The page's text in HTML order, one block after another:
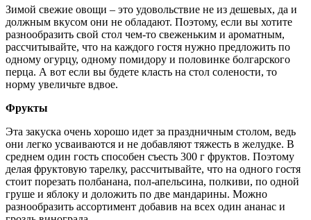
Зимой свежие овощи – это удовольствие не из дешевых, да и
должным вкусом они не обладают. Поэтому, если вы хотите
разнообразить свой стол чем-то свеженьким и ароматным,
рассчитывайте, что на каждого гостя нужно предложить по
одному огурцу, одному помидору и половинке болгарского
перца. А вот если вы будете класть на стол солености, то
норму увеличьте вдвое.
Фрукты
Эта закуска очень хорошо идет за праздничным столом, ведь
они легко усваиваются и не добавляют тяжесть в желудке. В
среднем один гость способен съесть 300 г фруктов. Поэтому
делая фруктовую тарелку, рассчитывайте, что на одного гостя
стоит порезать полбанана, пол-апельсина, полкиви, по одной
груше и яблоку и доложить по две мандарины. Можно
разнообразить ассортимент добавив на всех один ананас и